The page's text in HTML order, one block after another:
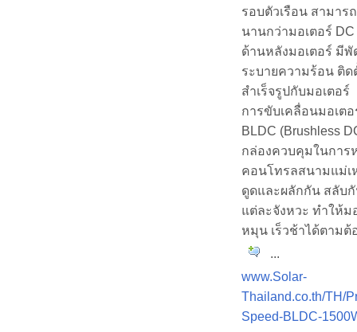
รอบตัวเรือน สามาร
นานกว่ามอเตอร์
ด้านหลังมอเตอร์ มีพั
ระบายความร้อน ติด
สำเร็จรูปกับมอเตอร์
การขับเคลื่อนมอเตอ
BLDC (Brushless
กล่องควบคุมในการ
คอนโทรลสนามแม่เ
ดูดและผลักกัน สลับ
แต่ละจังหวะ ทำให้ม
หมุน เร็วช้าได้ตามต้
...
www.Solar-
Thailand.co.th/TH/
Speed-BLDC-